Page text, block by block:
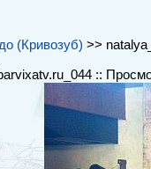
(Кривозуб) >>
::